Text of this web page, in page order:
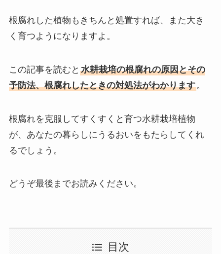
根腐れした植物もきちんと処置すれば、また大き
く育つようになりますよ。
この記事を読むと 水耕栽培の根腐れの原因とその
予防法、根腐れしたときの対処法がわかります。
根腐れを克服してすくすくと育つ水耕栽培植物
が、あなたの暮らしにうるおいをもたらしてくれ
るでしょう。
どうぞ最後までお読みください。
目次